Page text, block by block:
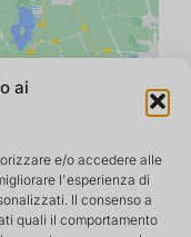
ai
e/o accedere alle
l'esperienza di
Il consenso a
quali il comportamento